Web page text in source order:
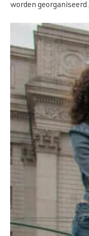
worden georganiseerd.